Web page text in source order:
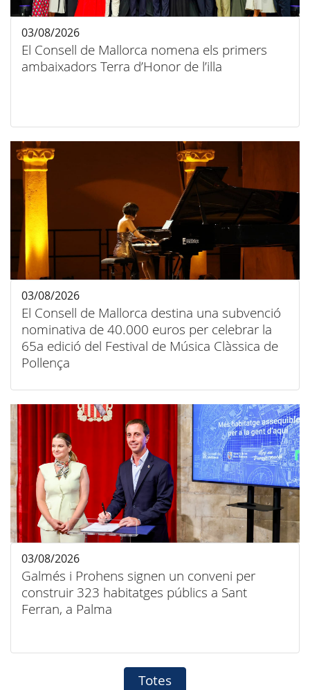
El Consell de Mallorca nomena els primers
ambaixadors Terra d’Honor de l’illa
03/08/2026
El Consell de Mallorca destina una subvenció
nominativa de 40.000 euros per celebrar la
65a edició del Festival de Música Clàssica de
Pollença
03/08/2026
Galmés i Prohens signen un conveni per
construir 323 habitatges públics a Sant
Ferran, a Palma
03/08/2026
Totes